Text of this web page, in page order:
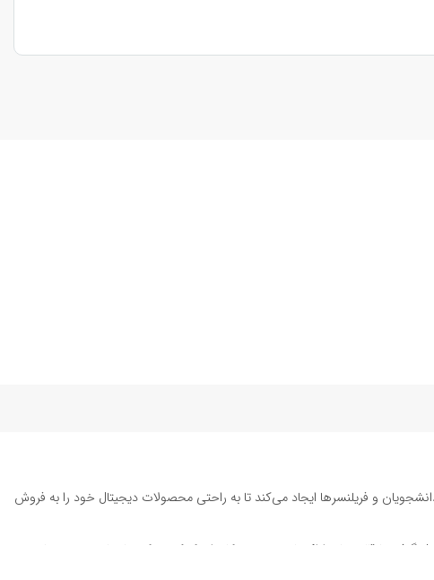
و فریلنسرها ایجاد می‌کند تا به راحتی محصولات دیجیتال خود را به فروش
گرفته تا قالب‌های ارائه پاورپوینت به کاربران کمک می‌کند تا زمان و هزینه‌های